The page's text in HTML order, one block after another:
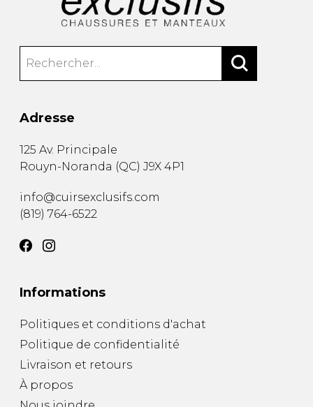
Adresse
125 Av. Principale
Rouyn-Noranda (QC) J9X 4P1
info@cuirsexclusifs.com
(819) 764-6522
Informations
Politiques et conditions d'achat
Politique de confidentialité
Livraison et retours
À propos